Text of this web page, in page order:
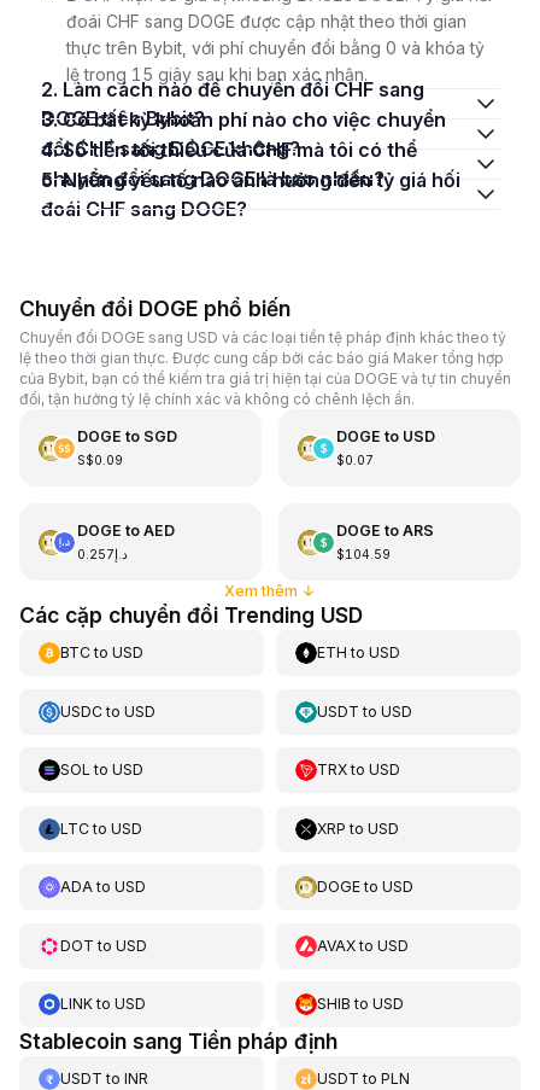
đoái CHF sang DOGE được cập nhật theo thời gian
thực trên Bybit, với phí chuyển đổi bằng 0 và khóa tỷ
lệ trong 15 giây sau khi bạn xác nhận.
2. Làm cách nào để chuyển đổi CHF sang
DOGE trên Bybit?
3. Có bất kỳ khoản phí nào cho việc chuyển
đổi CHF sang DOGE không?
4. Số tiền tối thiểu của CHF mà tôi có thể
chuyển đổi sang DOGE là bao nhiêu?
5. Những yếu tố nào ảnh hưởng đến tỷ giá hối
đoái CHF sang DOGE?
Chuyển đổi DOGE phổ biến
Chuyển đổi DOGE sang USD và các loại tiền tệ pháp định khác theo tỷ
lệ theo thời gian thực. Được cung cấp bởi các báo giá Maker tổng hợp
của Bybit, bạn có thể kiểm tra giá trị hiện tại của DOGE và tự tin chuyển
đổi, tận hưởng tỷ lệ chính xác và không có chênh lệch ẩn.
DOGE to SGD
S$0.09
DOGE to USD
$0.07
DOGE to AED
د.إ0.257
DOGE to ARS
$104.59
Xem thêm ↓
Các cặp chuyển đổi Trending USD
BTCto USD ETH toUSD
USDCto USD USDT toUSD
SOL to USD TRXtoUSD
LTCto USD XRP toUSD
ADAto USD DOGEtoUSD
DOT to USD AVAXtoUSD
LINKto USD SHIB toUSD
Stablecoin sang Tiền pháp định
USDT to INR USDT toPLN